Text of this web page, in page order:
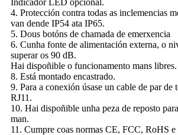
Indicador LED opcional.
4. Protección contra todas as inclemencias
van dende IP54 ata IP65.
5. Dous botóns de chamada de emerxencia
6. Cunha fonte de alimentación externa, o
superar os 90 dB.
Hai dispoñible o funcionamento mans libres.
8. Está montado encastrado.
9. Para a conexión úsase un cable de par de
RJ11.
10. Hai dispoñible unha peza de reposto
man.
11. Cumpre coas normas CE, FCC, RoHS